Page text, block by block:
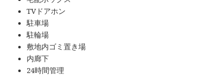
TVドアホン
駐車場
駐輪場
敷地内ゴミ置き場
内廊下
24時間管理